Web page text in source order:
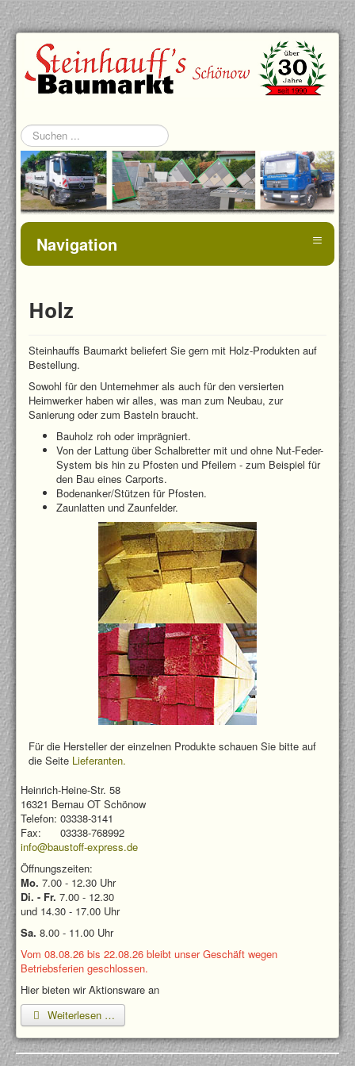
Suchen
...
Navigation ≡
Holz
Steinhauffs Baumarkt beliefert Sie gern mit Holz-Produkten auf
Bestellung.
Sowohl für den Unternehmer als auch für den versierten
Heimwerker haben wir alles, was man zum Neubau, zur
Sanierung oder zum Basteln braucht.
Bauholz roh oder imprägniert.
Von der Lattung über Schalbretter mit und ohne Nut-Feder-
System bis hin zu Pfosten und Pfeilern - zum Beispiel für
den Bau eines Carports.
Bodenanker/Stützen für Pfosten.
Zaunlatten und Zaunfelder.
Für die Hersteller der einzelnen Produkte schauen Sie bitte auf
die Seite Lieferanten.
Heinrich-Heine-Str. 58
16321 Bernau OT Schönow
Telefon: 03338-3141
Fax: 03338-768992
info@baustoff-express.de
Öffnungszeiten:
Mo. 7.00 - 12.30 Uhr
Di. - Fr. 7.00 - 12.30
und 14.30 - 17.00 Uhr
Sa. 8.00 - 11.00 Uhr
Vom 08.08.26 bis 22.08.26 bleibt unser Geschäft wegen
Betriebsferien geschlossen.
Hier bieten wir Aktionsware an
Weiterlesen …